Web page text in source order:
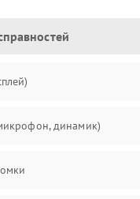
динамик)